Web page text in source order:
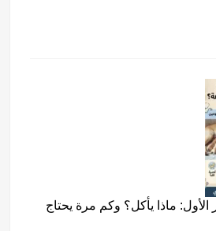
ماذا يأكل؟ وكم مرة يحتاج